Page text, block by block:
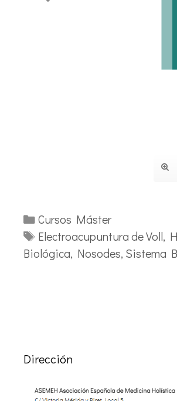
Categorías
Cursos Máster
Etiquetas
Electroacupuntura de Voll,
Biológica, Nosodes, Sistema
Dirección